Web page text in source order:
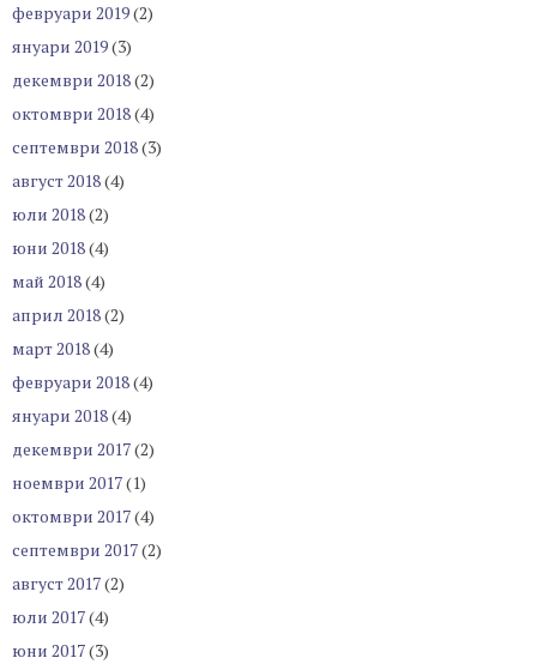
февруари 2019(2)
януари 2019(3)
декември 2018(2)
октомври 2018(4)
септември 2018(3)
август 2018(4)
юли 2018(2)
юни 2018(4)
май 2018(4)
април 2018(2)
март 2018(4)
февруари 2018(4)
януари 2018(4)
декември 2017(2)
ноември 2017(1)
октомври 2017(4)
септември 2017(2)
август 2017(2)
юли 2017(4)
юни 2017(3)